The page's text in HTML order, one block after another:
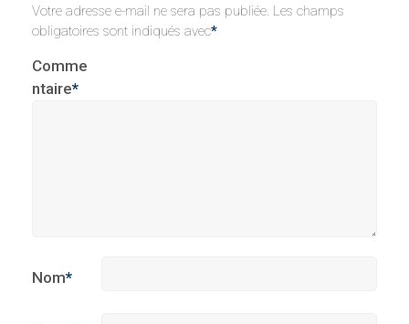
Votre adresse e-mail ne sera pas publiée. Les champs
obligatoires sont indiqués avec*
Comme
ntaire*
Nom*